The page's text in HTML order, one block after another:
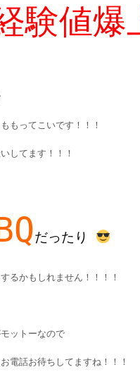
験値爆
もってこいです！！！
してます！！！
だったり
るかもしれません！！！！
ットーなので
電話お待ちしてますね！！！